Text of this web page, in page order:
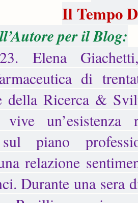
Il Tempo
per il Blog:
Elena
di
della Ricerca &
vive un’esistenza
piano
relazione
Durante una sera